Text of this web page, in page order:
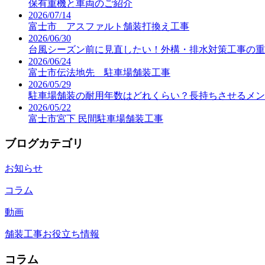
保有重機と車両のご紹介
2026/07/14
富士市 アスファルト舗装打換え工事
2026/06/30
台風シーズン前に見直したい！外構・排水対策工事の
2026/06/24
富士市伝法地先 駐車場舗装工事
2026/05/29
駐車場舗装の耐用年数はどれくらい？長持ちさせるメ
2026/05/22
富士市宮下 民間駐車場舗装工事
ブログカテゴリ
お知らせ
コラム
動画
舗装工事お役立ち情報
コラム